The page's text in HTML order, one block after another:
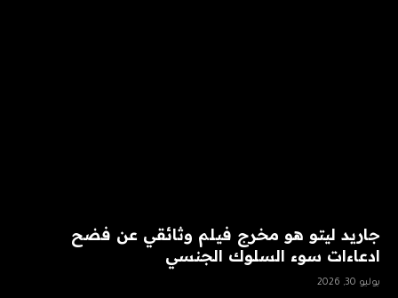
جاريد ليتو هو مخرج فيلم وثائقي عن فضح
ادعاءات سوء السلوك الجنسي
يوليو 30, 2026